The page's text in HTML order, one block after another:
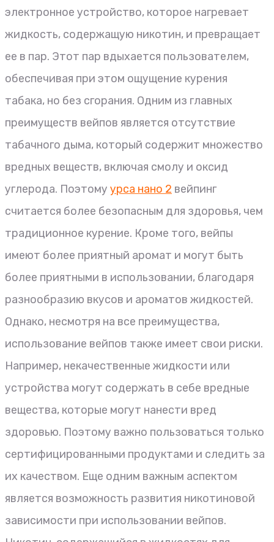
электронное устройство, которое нагревает
жидкость, содержащую никотин, и превращает
ее в пар. Этот пар вдыхается пользователем,
обеспечивая при этом ощущение курения
табака, но без сгорания. Одним из главных
преимуществ вейпов является отсутствие
табачного дыма, который содержит множество
вредных веществ, включая смолу и оксид
углерода. Поэтому урса нано 2 вейпинг
считается более безопасным для здоровья, чем
традиционное курение. Кроме того, вейпы
имеют более приятный аромат и могут быть
более приятными в использовании, благодаря
разнообразию вкусов и ароматов жидкостей.
Однако, несмотря на все преимущества,
использование вейпов также имеет свои риски.
Например, некачественные жидкости или
устройства могут содержать в себе вредные
вещества, которые могут нанести вред
здоровью. Поэтому важно пользоваться только
сертифицированными продуктами и следить за
их качеством. Еще одним важным аспектом
является возможность развития никотиновой
зависимости при использовании вейпов.